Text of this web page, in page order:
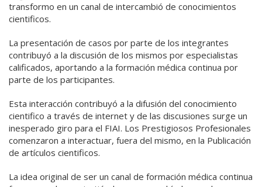
transformo en un canal de intercambió de conocimientos
cientificos.
La presentación de casos por parte de los integrantes
contribuyó a la discusión de los mismos por especialistas
calificados, aportando a la formación médica continua por
parte de los participantes.
Esta interacción contribuyó a la difusión del conocimiento
cientifico a través de internet y de las discusiones surge un
inesperado giro para el FIAI. Los Prestigiosos Profesionales
comenzaron a interactuar, fuera del mismo, en la Publicación
de artículos cientificos.
La idea original de ser un canal de formación médica continua